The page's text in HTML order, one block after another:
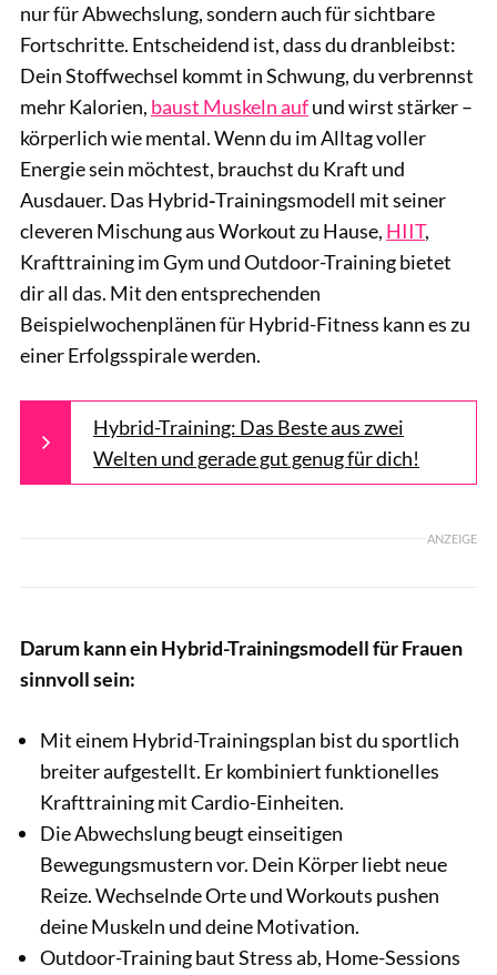
nur für Abwechslung, sondern auch für sichtbare
Fortschritte. Entscheidend ist, dass du dranbleibst:
Dein Stoffwechsel kommt in Schwung, du verbrennst
mehr Kalorien, baust Muskeln aufund wirst stärker –
körperlich wie mental. Wenn du im Alltag voller
Energie sein möchtest, brauchst du Kraft und
Ausdauer. Das Hybrid-Trainingsmodell mit seiner
cleveren Mischung aus Workout zu Hause, HIIT,
Krafttraining im Gym und Outdoor-Training bietet
dir all das. Mit den entsprechenden
Beispielwochenplänen für Hybrid-Fitness kann es zu
einer Erfolgsspirale werden.
Hybrid-Training: Das Beste aus zwei
Welten und gerade gut genug für dich!
ANZEIGE
Darum kann ein Hybrid-Trainingsmodell für Frauen
sinnvoll sein:
Mit einem Hybrid-Trainingsplan bist du sportlich
breiter aufgestellt. Er kombiniert funktionelles
Krafttraining mit Cardio-Einheiten.
Die Abwechslung beugt einseitigen
Bewegungsmustern vor. Dein Körper liebt neue
Reize. Wechselnde Orte und Workouts pushen
deine Muskeln und deine Motivation.
Outdoor-Training baut Stress ab, Home-Sessions